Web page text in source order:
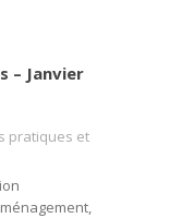
– Janvier
pratiques et